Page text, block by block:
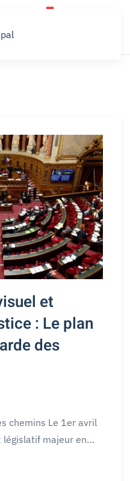
et
: Le plan
des
chemins Le 1er avril
législatif majeur en…